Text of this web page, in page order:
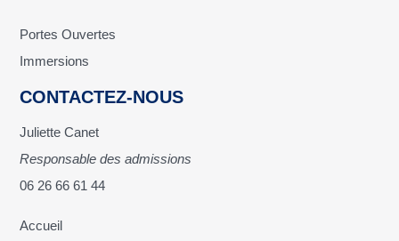
Portes Ouvertes
Immersions
CONTACTEZ-NOUS
Juliette Canet
Responsable des admissions
06 26 66 61 44
Accueil